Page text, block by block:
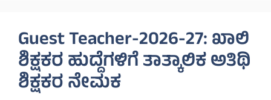
Guest Teacher-2026-27: ಖಾಲಿ
ಶಿಕ್ಷಕರ ಹುದ್ದೆಗಳಿಗೆ ತಾತ್ಕಾಲಿಕ ಅತಿಥಿ
ಶಿಕ್ಷಕರ ನೇಮಕ